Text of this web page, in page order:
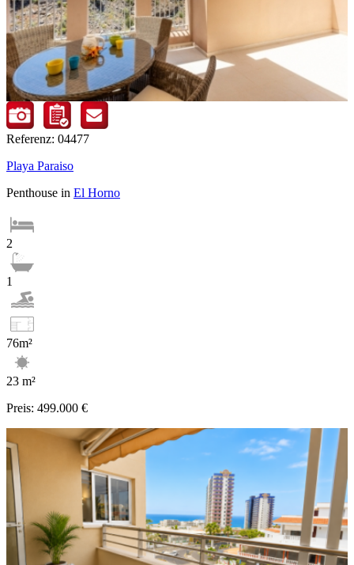
Referenz: 04477
Playa Paraiso
Penthouse in El Horno
2
1
76m²
23 m²
Preis: 499.000 €